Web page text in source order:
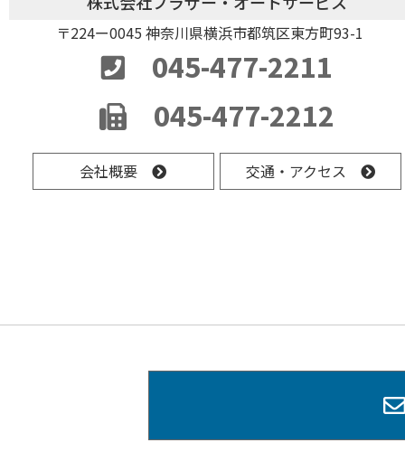
〒224ー0045 神奈川県横浜市都筑区東方町93-1
045-477-2211
045-477-2212
会社概要 交通・アクセス